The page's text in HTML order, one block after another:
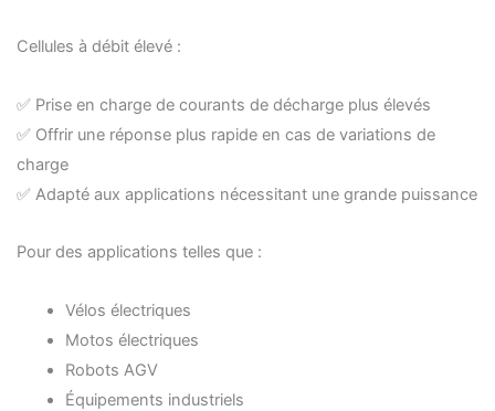
Cellules à débit élevé :
✅ Prise en charge de courants de décharge plus élevés
✅ Offrir une réponse plus rapide en cas de variations de
charge
✅ Adapté aux applications nécessitant une grande puissance
Pour des applications telles que :
Vélos électriques
Motos électriques
Robots AGV
Équipements industriels